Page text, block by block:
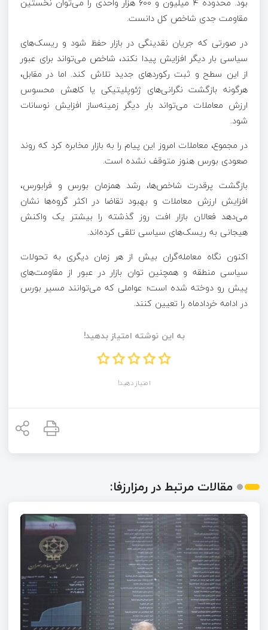
مقاومت جدی شاخص کل دانست.
در صورتی که جریان نقدینگی در بازار حفظ شود و ریسک‌های
سیاسی بار دیگر افزایش پیدا نکند، شاخص می‌تواند برای عبور
از این سطح و ثبت رکوردهای جدید تلاش کند. اما در مقابل،
هرگونه بازگشت نگرانی‌های ژئوپلیتیکی یا کاهش محسوس
ارزش معاملات می‌تواند بار دیگر زمینه‌ساز افزایش نوسانات
شود.
در مجموع، معاملات امروز این پیام را به بازار مخابره کرد که روند
صعودی بورس هنوز متوقف نشده است.
بازگشت پرقدرت شاخص‌ها، رشد همزمان بورس و فرابورس،
افزایش ارزش معاملات و بهبود تقاضا در اکثر گروه‌ها نشان
می‌دهد فعالان بازار افت روز گذشته را بیشتر یک واکنش
هیجانی به ریسک‌های سیاسی تلقی کرده‌اند.
اکنون نگاه معامله‌گران بیش از هر زمان دیگری به تحولات
سیاسی منطقه و همچنین توان بازار در عبور از مقاومت‌های
پیش رو دوخته شده است؛ عواملی که می‌توانند مسیر بورس
در ادامه خردادماه را تعیین کنند.
به این نوشته امتیاز بدهید!
امتیاز دهید!
مقالات مرتبط در رمزارزفا: